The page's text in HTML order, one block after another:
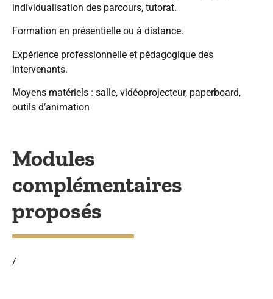
individualisation des parcours, tutorat.
Formation en présentielle ou à distance.
Expérience professionnelle et pédagogique des
intervenants.
Moyens matériels : salle, vidéoprojecteur, paperboard,
outils d’animation
Modules
complémentaires
proposés
/